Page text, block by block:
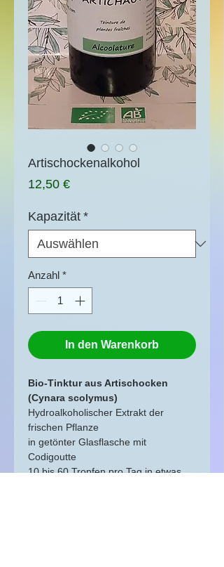
Artischockenalkohol
12,50 €Preis
Kapazität *
Anzahl *
In den Warenkorb
Bio-Tinktur aus Artischocken
(Cynara scolymus)
Hydroalkoholischer Extrakt der
frischen Pflanze
in getönter Glasflasche mit
Codigoutte
10 bis 60 Tropfen pro Tag in etwas